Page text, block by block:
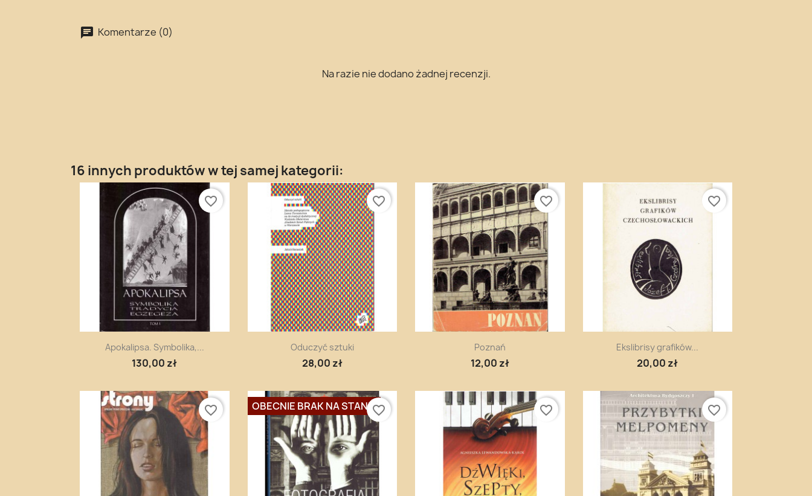
Komentarze (0)
Na razie nie dodano żadnej recenzji.
16 innych produktów w tej samej kategorii:
Szybki podgląd
Apokalipsa. Symbolika,...
130,00 zł
favorite_border
Szybki podgląd
Oduczyć sztuki
28,00 zł
favorite_border
Szybki podgląd
Poznań
12,00 zł
favorite_border
Szybki podgląd
Ekslibrisy grafików...
20,00 zł
favorite_border
favorite_border OBECNIE BRAK NA STANIEfavorite_border favorite_border favorite_border